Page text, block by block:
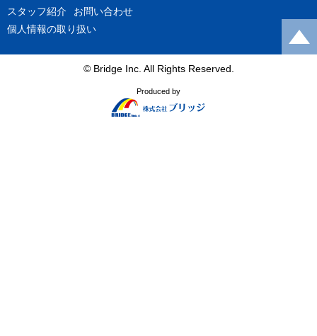
スタッフ紹介
お問い合わせ
個人情報の取り扱い
© Bridge Inc. All Rights Reserved.
Produced by